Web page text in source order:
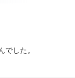
した。